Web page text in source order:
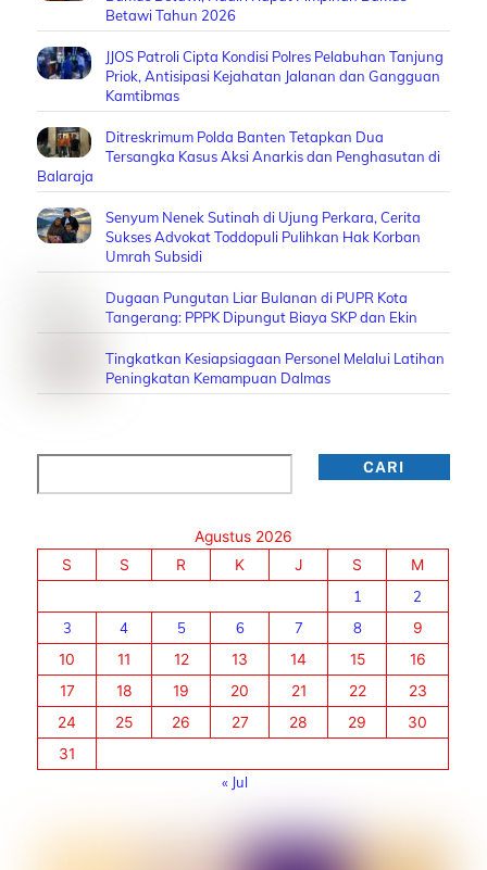
Betawi Tahun 2026
JJOS Patroli Cipta Kondisi Polres Pelabuhan Tanjung
Priok, Antisipasi Kejahatan Jalanan dan Gangguan
Kamtibmas
Ditreskrimum Polda Banten Tetapkan Dua
Tersangka Kasus Aksi Anarkis dan Penghasutan di
Balaraja
Senyum Nenek Sutinah di Ujung Perkara, Cerita
Sukses Advokat Toddopuli Pulihkan Hak Korban
Umrah Subsidi
Dugaan Pungutan Liar Bulanan di PUPR Kota
Tangerang: PPPK Dipungut Biaya SKP dan Ekin
Tingkatkan Kesiapsiagaan Personel Melalui Latihan
Peningkatan Kemampuan Dalmas
CARI
Agustus 2026
S
S R K J S
M
1
2
3
4 5 6 7 8
9
10
11 12 13 14 15
16
17
18 19 20 21 22
23
24
25 26 27 28 29
30
31
« Jul